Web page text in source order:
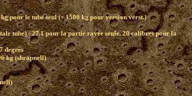
pour le tube seul (+ 1500 kg pour version verst.)
tube) - 27.1 pour la partie rayée seule. 20 calibres pour la
degrés
kg (shrapnell)